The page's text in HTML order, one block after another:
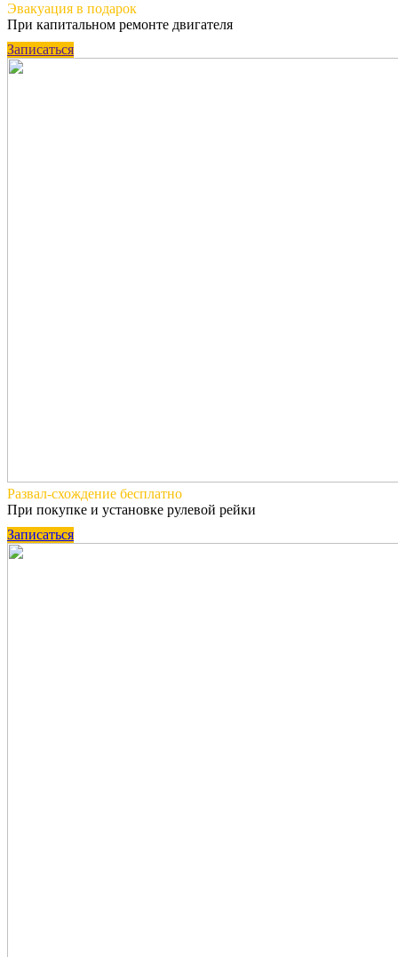
Эвакуация в подарок
При капитальном ремонте двигателя
Записаться
Развал-схождение бесплатно
При покупке и установке рулевой рейки
Записаться